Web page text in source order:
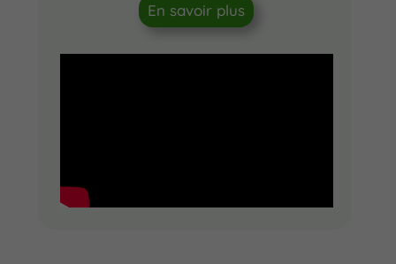
En savoir plus